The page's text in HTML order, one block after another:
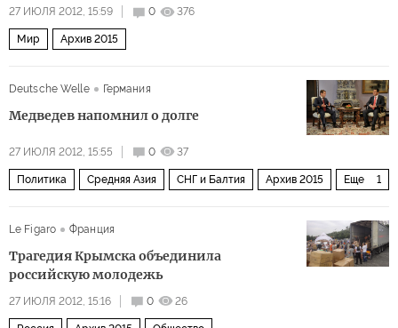
27 ИЮЛЯ 2012, 15:59 0 376
Мир Архив 2015
Deutsche Welle Германия
Медведев напомнил о долге
27 ИЮЛЯ 2012, 15:55 0 37
Еще 1
Политика Средняя Азия СНГ и Балтия Архив 2015
Le Figaro
Франция
Трагедия Крымска объединила
российскую молодежь
27 ИЮЛЯ 2012, 15:16 0 26